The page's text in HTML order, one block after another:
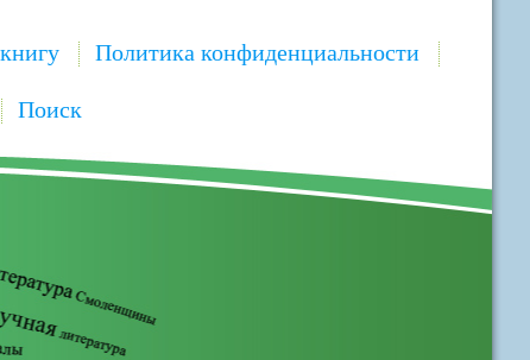
Политика конфиденциальности
Поиск